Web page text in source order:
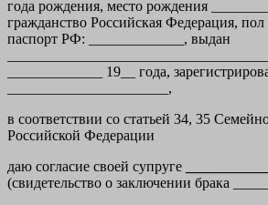
года рождения, место рождения
гражданство Российская Федерация, пол
паспорт РФ: _____________, выдан
_____________ 19__ года,
______________________,
в соответствии со статьей 34, 35
Российской Федерации
даю согласие своей супруге
(свидетельство о заключении брака